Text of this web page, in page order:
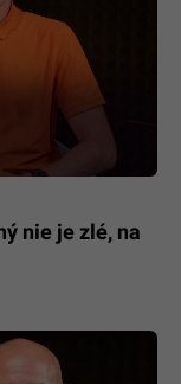
nie je zlé, na